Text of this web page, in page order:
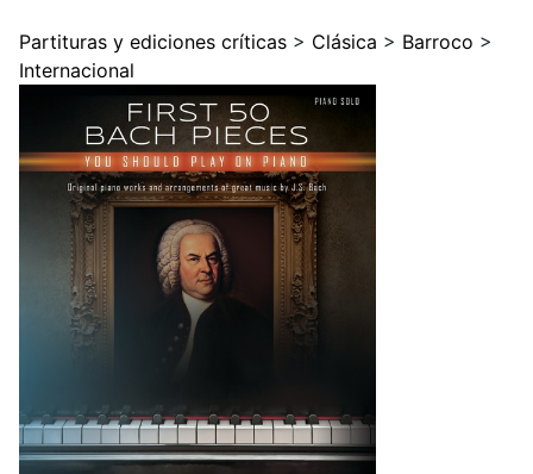
Partituras y ediciones críticas > Clásica > Barroco >
Internacional